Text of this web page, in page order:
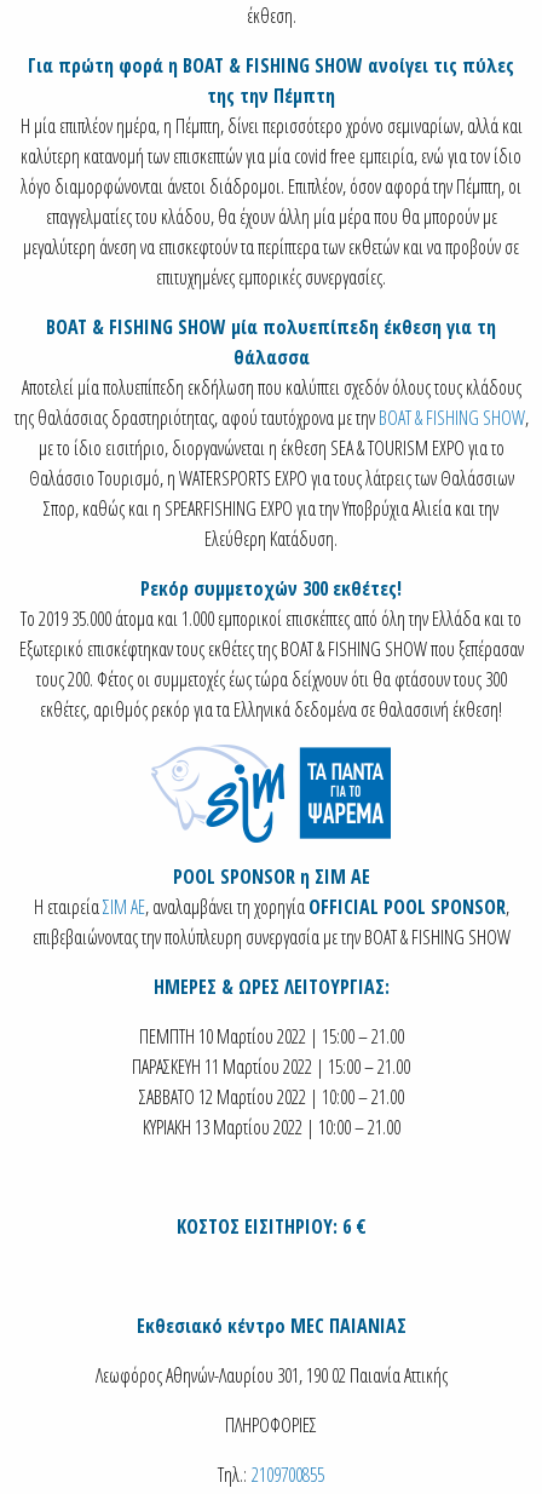
έκθεση.
Για πρώτη φορά η BOAT & FISHING SHOW ανοίγει τις πύλες
της την Πέμπτη
Η μία επιπλέον ημέρα, η Πέμπτη, δίνει περισσότερο χρόνο σεμιναρίων, αλλά και
καλύτερη κατανομή των επισκεπτών για μία covid free εμπειρία, ενώ για τον ίδιο
λόγο διαμορφώνονται άνετοι διάδρομοι. Επιπλέον, όσον αφορά την Πέμπτη, οι
επαγγελματίες του κλάδου, θα έχουν άλλη μία μέρα που θα μπορούν με
μεγαλύτερη άνεση να επισκεφτούν τα περίπτερα των εκθετών και να προβούν σε
επιτυχημένες εμπορικές συνεργασίες.
BOAT & FISHING SHOW μία πολυεπίπεδη έκθεση για τη
θάλασσα
Αποτελεί μία πολυεπίπεδη εκδήλωση που καλύπτει σχεδόν όλους τους κλάδους
της θαλάσσιας δραστηριότητας, αφού ταυτόχρονα με τηνBOAT & FISHING SHOW,
με το ίδιο εισιτήριο, διοργανώνεται η έκθεση SEA & TOURISM EXPO για το
Θαλάσσιο Τουρισμό, η WATERSPORTS EXPO για τους λάτρεις των Θαλάσσιων
Σπορ, καθώς και η SPEARFISHING EXPO για την Υποβρύχια Αλιεία και την
Ελεύθερη Κατάδυση.
Ρεκόρ συμμετοχών 300 εκθέτες!
Το 2019 35.000 άτομα και 1.000 εμπορικοί επισκέπτες από όλη την Ελλάδα και το
Εξωτερικό επισκέφτηκαν τους εκθέτες της BOAT & FISHING SHOW που ξεπέρασαν
τους 200. Φέτος οι συμμετοχές έως τώρα δείχνουν ότι θα φτάσουν τους 300
εκθέτες, αριθμός ρεκόρ για τα Ελληνικά δεδομένα σε θαλασσινή έκθεση!
POOL SPONSOR η ΣΙΜ ΑΕ
Η εταιρείαΣΙΜ ΑΕ, αναλαμβάνει τη χορηγίαOFFICIAL POOL SPONSOR,
επιβεβαιώνοντας την πολύπλευρη συνεργασία με την BOAT & FISHING SHOW
ΗΜΕΡΕΣ & ΩΡΕΣ ΛΕΙΤΟΥΡΓΙΑΣ:
ΠΕΜΠΤΗ 10 Μαρτίου 2022 | 15:00 – 21.00
ΠΑΡΑΣΚΕΥΗ 11 Μαρτίου 2022 | 15:00 – 21.00
ΣΑΒΒΑΤΟ 12 Μαρτίου 2022 | 10:00 – 21.00
ΚΥΡΙΑΚΗ 13 Μαρτίου 2022 | 10:00 – 21.00
ΚΟΣΤΟΣ ΕΙΣΙΤΗΡΙΟΥ: 6 €
Εκθεσιακό κέντρο MEC ΠΑΙΑΝΙΑΣ
Λεωφόρος Αθηνών-Λαυρίου 301, 190 02 Παιανία Αττικής
ΠΛΗΡΟΦΟΡΙΕΣ
Τηλ.: 2109700855